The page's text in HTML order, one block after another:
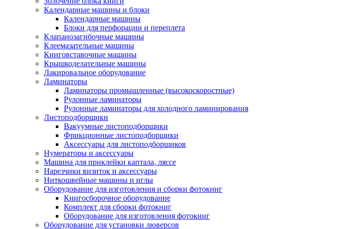
Календарные машины и блоки
Календарные машины
Блоки для перфорации и переплета
Клапанозагибочные машины
Клеемазательные машины
Книговставочные машины
Крышкоделательные машины
Лакировальное оборудование
Ламинаторы
Ламинаторы промышленные (высокоскоростные)
Рулонные ламинаторы
Рулонные ламинаторы для холодного ламинирования
Листоподборщики
Вакуумные листоподборщики
Фрикционные листоподборщики
Аксессуары для листоподборщиков
Нумераторы и аксессуары
Машина для приклейки каптала, ляссе
Нарезчики визиток и аксессуары
Ниткошвейные машины и иглы
Оборудование для изготовления и сборки фотокниг
Книгосборочное оборудование
Комплект для сборки фотокниг
Оборудование для изготовления фотокниг
Оборудование для установки люверсов